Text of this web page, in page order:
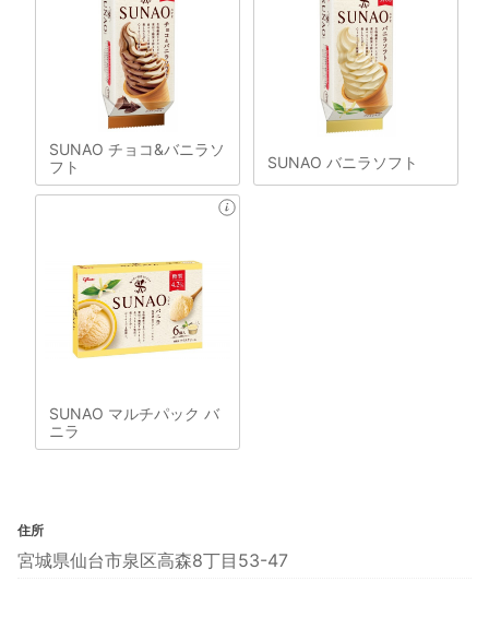
SUNAO チョコ&バニラソ
フト
SUNAO バニラソフト
SUNAO マルチパック バ
ニラ
住所
宮城県仙台市泉区高森8丁目53-47